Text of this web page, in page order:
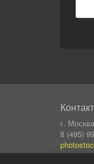
г.
8 (495)